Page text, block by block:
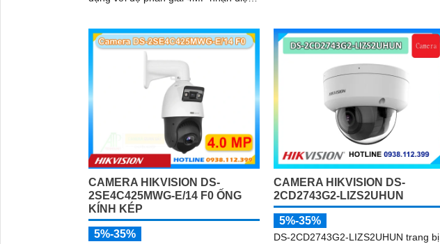
120km/h cảm biến 1/1
CAMERA HIKVISION DS-
2SE4C425MWG-E/14 F0 ỐNG
KÍNH KÉP
5%-35%
CAMERA HIKVISION DS-
2CD2743G2-LIZS2UHUN
5%-35%
DS-2CD2743G2-LIZS2UHUN trang bị